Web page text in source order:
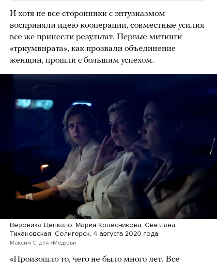
И хотя не все сторонники с энтузиазмом
восприняли идею кооперации, совместные усилия
все же принесли результат. Первые митинги
«триумвирата», как прозвали объединение
женщин, прошли с большим успехом.
Вероника Цепкало, Мария Колесникова, Светлана
Тихановская. Солигорск, 4 августа 2020 года
Максим С. для «Медузы»
«Произошло то, чего не было много лет. Все